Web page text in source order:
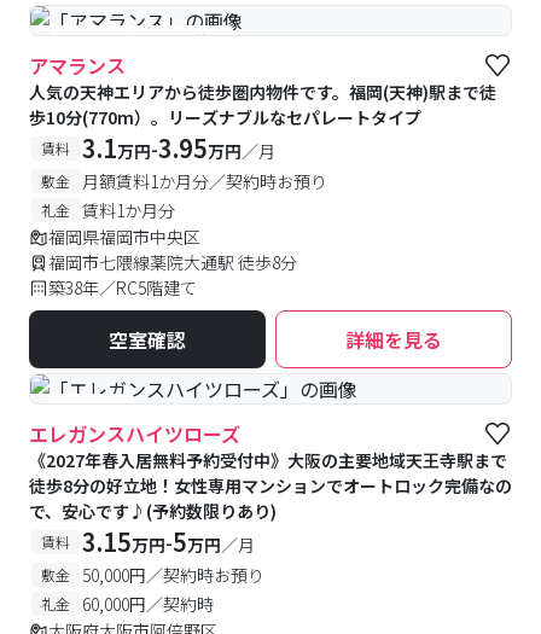
#予約受付中 #空室待ち
アマランス
人気の天神エリアから徒歩圏内物件です。福岡(天神)駅まで徒
歩10分(770m）。リーズナブルなセパレートタイプ
賃料 3.1万円-3.95万円／月
敷金 月額賃料1か月分／契約時お預り
礼金
賃料1か月分
福岡県福岡市中央区
福岡市七隈線薬院大通駅 徒歩8分
築38年／RC5階建て
空室確認 詳細を見る
#女性専用
エレガンスハイツローズ
《2027年春入居無料予約受付中》大阪の主要地域天王寺駅まで
徒歩8分の好立地！女性専用マンションでオートロック完備なの
で、安心です♪(予約数限りあり)
賃料 3.15万円-5万円／月
敷金 50,000円／契約時お預り
礼金
60,000円／契約時